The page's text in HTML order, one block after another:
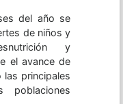
del año se
de niños y
y
el avance de
principales